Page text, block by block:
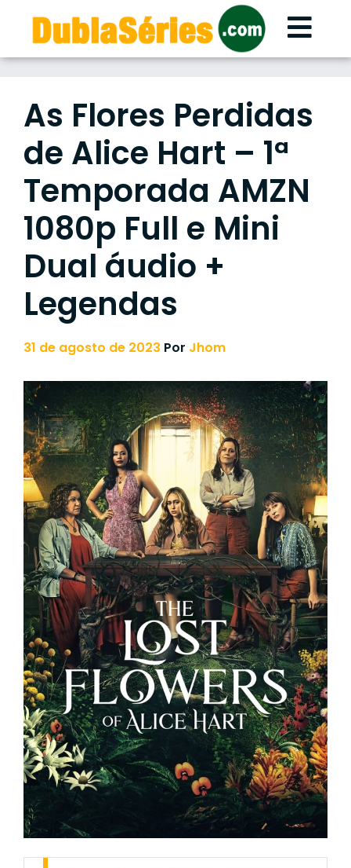
content
As Flores Perdidas
de Alice Hart – 1ª
Temporada AMZN
1080p Full e Mini
Dual áudio +
Legendas
31 de agosto de 2023 Por Jhom